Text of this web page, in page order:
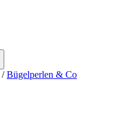
/Bügelperlen & Co